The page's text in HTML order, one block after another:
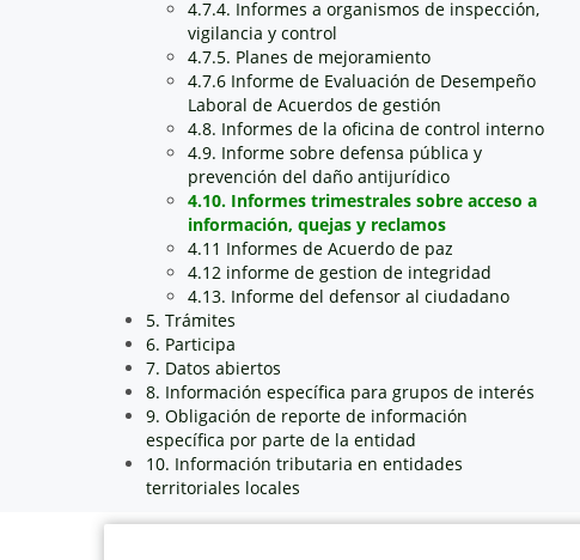
4.7.4. Informes a organismos de inspección,
vigilancia y control
4.7.5. Planes de mejoramiento
4.7.6 Informe de Evaluación de Desempeño
Laboral de Acuerdos de gestión
4.8. Informes de la oficina de control interno
4.9. Informe sobre defensa pública y
prevención del daño antijurídico
4.10. Informes trimestrales sobre acceso a
información, quejas y reclamos
4.11 Informes de Acuerdo de paz
4.12 informe de gestion de integridad
4.13. Informe del defensor al ciudadano
5. Trámites
6. Participa
7. Datos abiertos
8. Información específica para grupos de interés
9. Obligación de reporte de información
específica por parte de la entidad
10. Información tributaria en entidades
territoriales locales